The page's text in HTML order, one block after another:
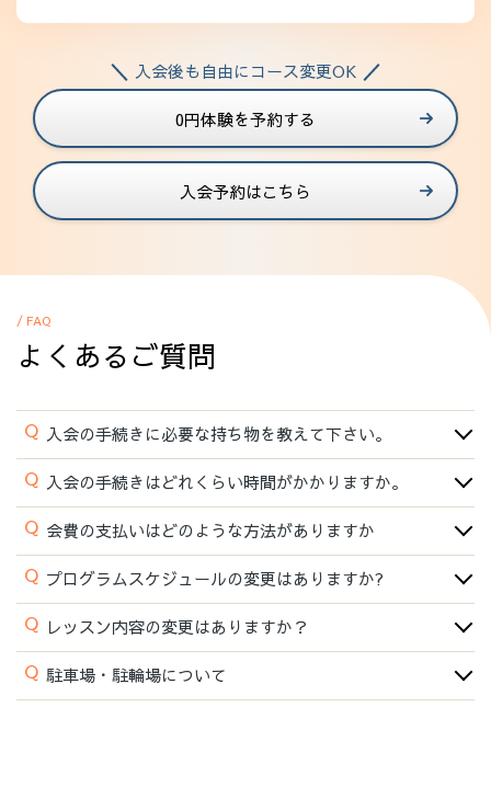
入会後も自由にコース変更OK
0円体験を予約する
入会予約はこちら
/ FAQ
よくあるご質問
Q 入会の手続きに必要な持ち物を教えて下さい。
Q 入会の手続きはどれくらい時間がかかりますか。
Q 会費の支払いはどのような方法がありますか
Q プログラムスケジュールの変更はありますか?
Q レッスン内容の変更はありますか？
Q 駐車場・駐輪場について